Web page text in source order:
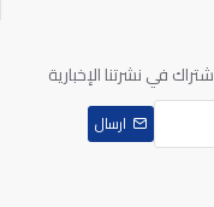
في نشرتنا الإخبارية
ارسال